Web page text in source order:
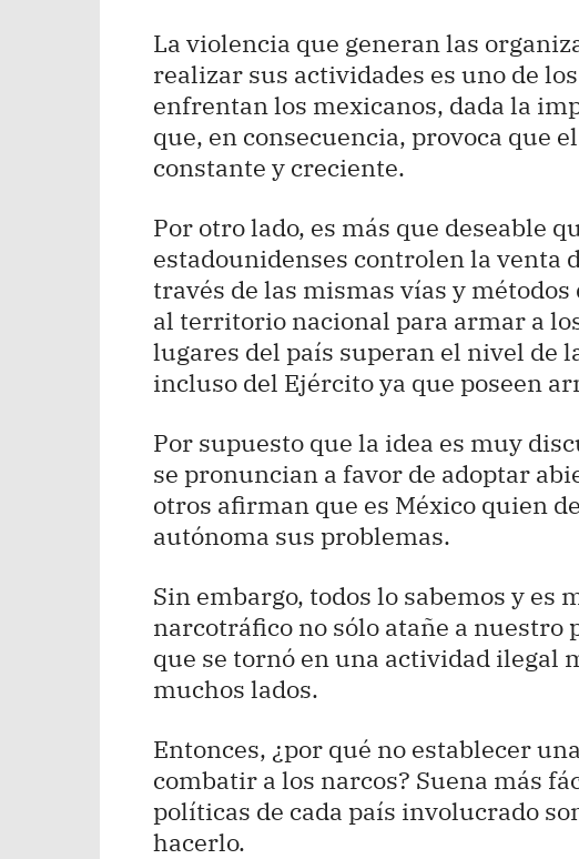
La violencia que generan las
realizar sus actividades es uno de
enfrentan los mexicanos, dada la
que, en consecuencia, provoca que
constante y creciente.
Por otro lado, es más que deseable
estadounidenses controlen la venta
través de las mismas vías y
al territorio nacional para armar a
lugares del país superan el nivel de
incluso del Ejército ya que poseen
Por supuesto que la idea es muy
se pronuncian a favor de adoptar
otros afirman que es México quien
autónoma sus problemas.
Sin embargo, todos lo sabemos y es
narcotráfico no sólo atañe a nuestro
que se tornó en una actividad ilegal
muchos lados.
Entonces, ¿por qué no establecer
combatir a los narcos? Suena más
políticas de cada país involucrado
hacerlo.